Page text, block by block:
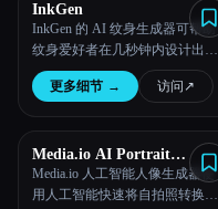
InkGen
InkGen 的 AI 纹身生成器可帮助
纹身爱好者在几秒钟内设计出定
制的独特纹身。现在就试试吧！
更多细节 → 访问 ↗︎
Media.io AI Portrait
Generator
Media.io 人工智能人像生成器使
用人工智能快速将自拍照转换为